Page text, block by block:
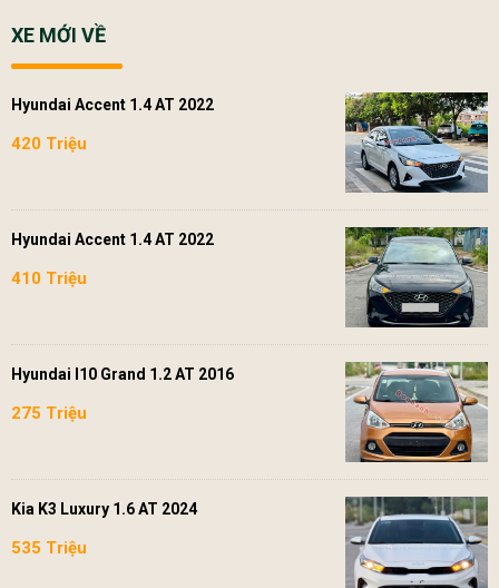
XE MỚI VỀ
Hyundai Accent 1.4 AT 2022
420 Triệu
Hyundai Accent 1.4 AT 2022
410 Triệu
Hyundai I10 Grand 1.2 AT 2016
275 Triệu
Kia K3 Luxury 1.6 AT 2024
535 Triệu